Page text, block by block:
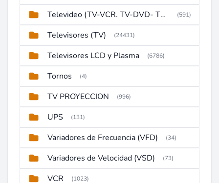
Televideo (TV-VCR. TV-DVD- TV-DVD-VCR) (591)
Televisores (TV) (24431)
Televisores LCD y Plasma (6786)
Tornos (4)
TV PROYECCION (996)
UPS (131)
Variadores de Frecuencia (VFD) (34)
Variadores de Velocidad (VSD) (73)
VCR (1023)